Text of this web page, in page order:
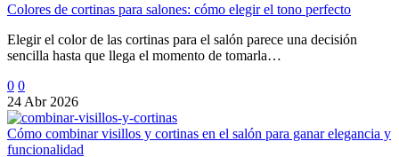
Colores de cortinas para salones: cómo elegir el tono perfecto
Elegir el color de las cortinas para el salón parece una decisión
sencilla hasta que llega el momento de tomarla…
0 0
24 Abr 2026
Cómo combinar visillos y cortinas en el salón para ganar elegancia y
funcionalidad